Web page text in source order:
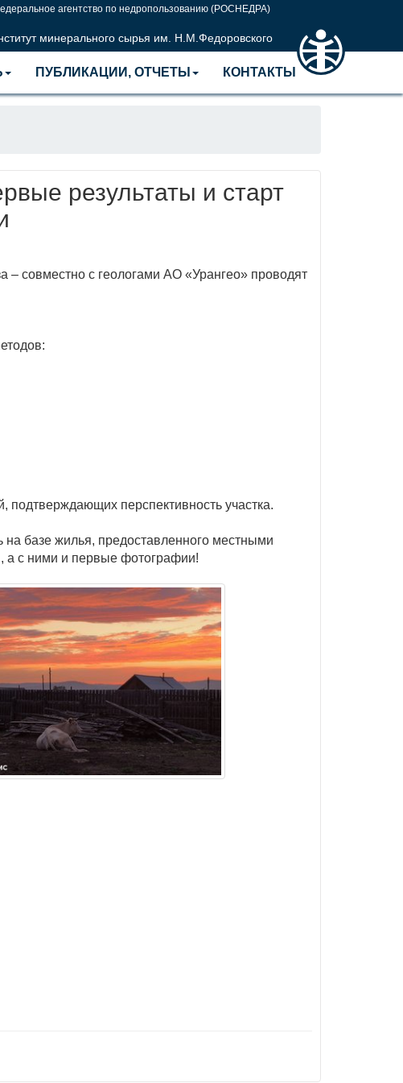
агентство по недропользованию (РОСНЕДРА)
минерального сырья им. Н.М.Федоровского
ПУБЛИКАЦИИ, ОТЧЕТЫ КОНТАКТЫ
результаты и старт
совместно с геологами АО «Урангео» проводят
перспективность участка.
на базе жилья, предоставленного местными
а с ними и первые фотографии!